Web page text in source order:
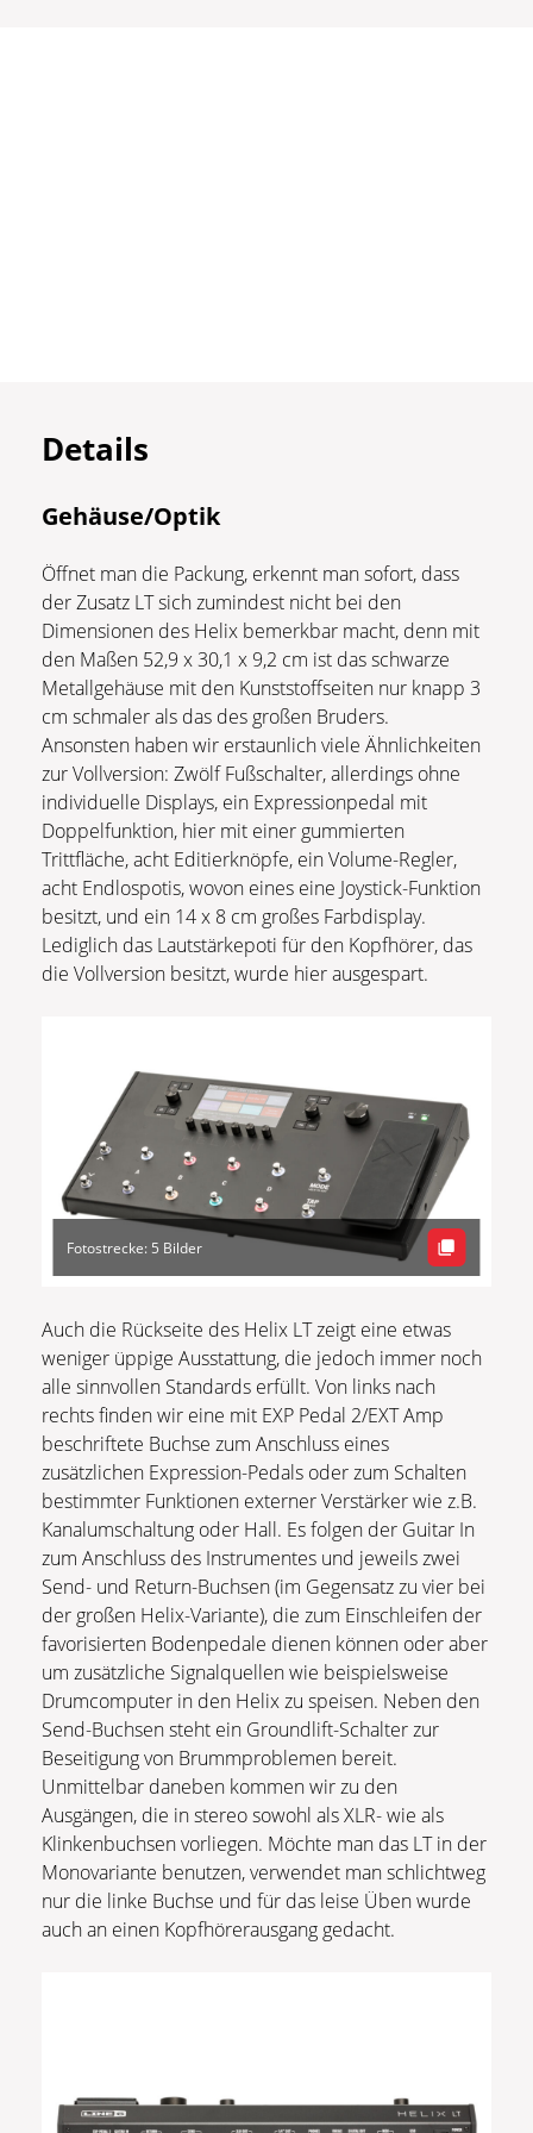
Details
Gehäuse/Optik
Öffnet man die Packung, erkennt man sofort, dass
der Zusatz LT sich zumindest nicht bei den
Dimensionen des Helix bemerkbar macht, denn mit
den Maßen 52,9 x 30,1 x 9,2 cm ist das schwarze
Metallgehäuse mit den Kunststoffseiten nur knapp 3
cm schmaler als das des großen Bruders.
Ansonsten haben wir erstaunlich viele Ähnlichkeiten
zur Vollversion: Zwölf Fußschalter, allerdings ohne
individuelle Displays, ein Expressionpedal mit
Doppelfunktion, hier mit einer gummierten
Trittfläche, acht Editierknöpfe, ein Volume-Regler,
acht Endlospotis, wovon eines eine Joystick-Funktion
besitzt, und ein 14 x 8 cm großes Farbdisplay.
Lediglich das Lautstärkepoti für den Kopfhörer, das
die Vollversion besitzt, wurde hier ausgespart.
Fotostrecke: 5 Bilder
Auch die Rückseite des Helix LT zeigt eine etwas
weniger üppige Ausstattung, die jedoch immer noch
alle sinnvollen Standards erfüllt. Von links nach
rechts finden wir eine mit EXP Pedal 2/EXT Amp
beschriftete Buchse zum Anschluss eines
zusätzlichen Expression-Pedals oder zum Schalten
bestimmter Funktionen externer Verstärker wie z.B.
Kanalumschaltung oder Hall. Es folgen der Guitar In
zum Anschluss des Instrumentes und jeweils zwei
Send- und Return-Buchsen (im Gegensatz zu vier bei
der großen Helix-Variante), die zum Einschleifen der
favorisierten Bodenpedale dienen können oder aber
um zusätzliche Signalquellen wie beispielsweise
Drumcomputer in den Helix zu speisen. Neben den
Send-Buchsen steht ein Groundlift-Schalter zur
Beseitigung von Brummproblemen bereit.
Unmittelbar daneben kommen wir zu den
Ausgängen, die in stereo sowohl als XLR- wie als
Klinkenbuchsen vorliegen. Möchte man das LT in der
Monovariante benutzen, verwendet man schlichtweg
nur die linke Buchse und für das leise Üben wurde
auch an einen Kopfhörerausgang gedacht.